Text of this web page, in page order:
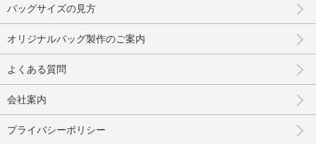
バッグサイズの見方
オリジナルバッグ製作のご案内
よくある質問
会社案内
プライバシーポリシー